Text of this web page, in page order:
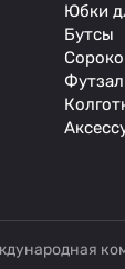
Юбки
Бутсы